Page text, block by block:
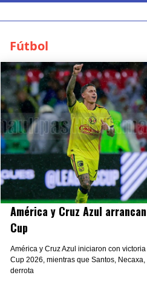
Fútbol
América y Cruz Azul
Cup
América y Cruz Azul iniciaron con
Cup 2026, mientras que Santos,
derrota